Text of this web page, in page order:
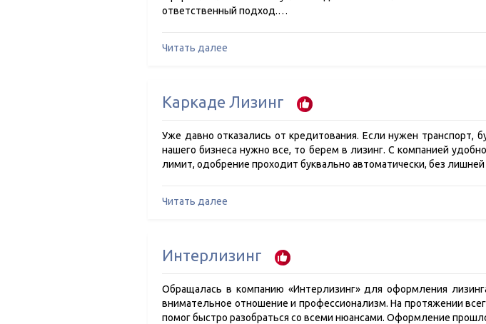
ответственный подход.…
Читать далее
Каркаде Лизинг
Уже давно отказались от кредитования. Если нужен транспорт,
нашего бизнеса нужно все, то берем в лизинг. С компанией
лимит, одобрение проходит буквально автоматически, без
Читать далее
Интерлизинг
Обращалась в компанию «Интерлизинг» для оформления
внимательное отношение и профессионализм. На протяжении
помог быстро разобраться со всеми нюансами. Оформление